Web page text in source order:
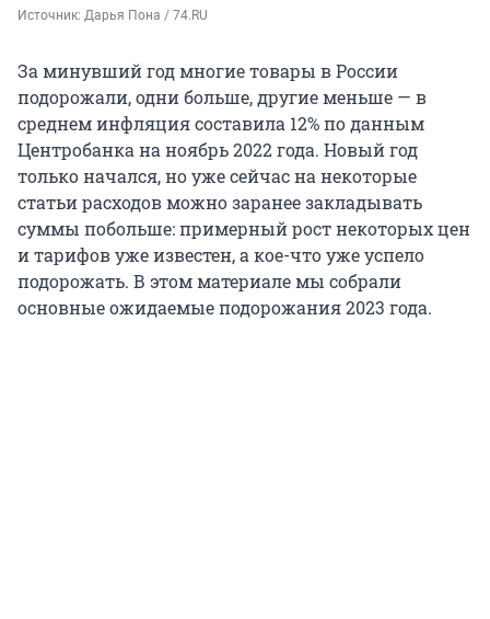
Источник: Дарья Пона / 74.RU
За минувший год многие товары в России
подорожали, одни больше, другие меньше — в
среднем инфляция составила 12% по данным
Центробанка на ноябрь 2022 года. Новый год
только начался, но уже сейчас на некоторые
статьи расходов можно заранее закладывать
суммы побольше: примерный рост некоторых цен
и тарифов уже известен, а кое-что уже успело
подорожать. В этом материале мы собрали
основные ожидаемые подорожания 2023 года.